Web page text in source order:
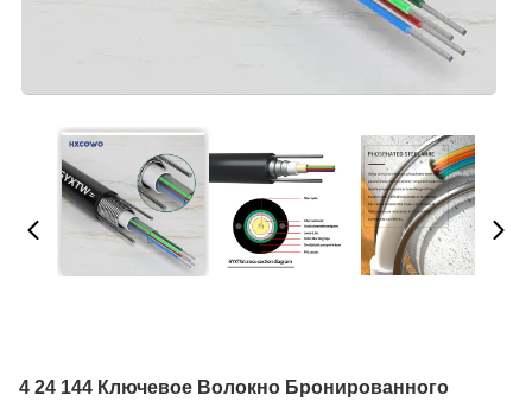
4 24 144 Ключевое Волокно Бронированного